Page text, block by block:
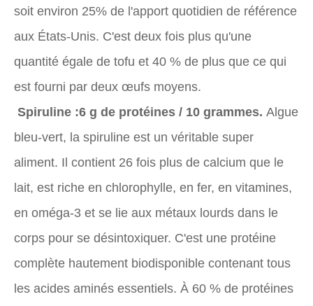
soit environ 25% de l'apport quotidien de référence
aux États-Unis. C'est deux fois plus qu'une
quantité égale de tofu et 40 % de plus que ce qui
est fourni par deux œufs moyens.
Spiruline :6 g de protéines / 10 grammes. Algue
bleu-vert, la spiruline est un véritable super
aliment. Il contient 26 fois plus de calcium que le
lait, est riche en chlorophylle, en fer, en vitamines,
en oméga-3 et se lie aux métaux lourds dans le
corps pour se désintoxiquer. C'est une protéine
complète hautement biodisponible contenant tous
les acides aminés essentiels. À 60 % de protéines